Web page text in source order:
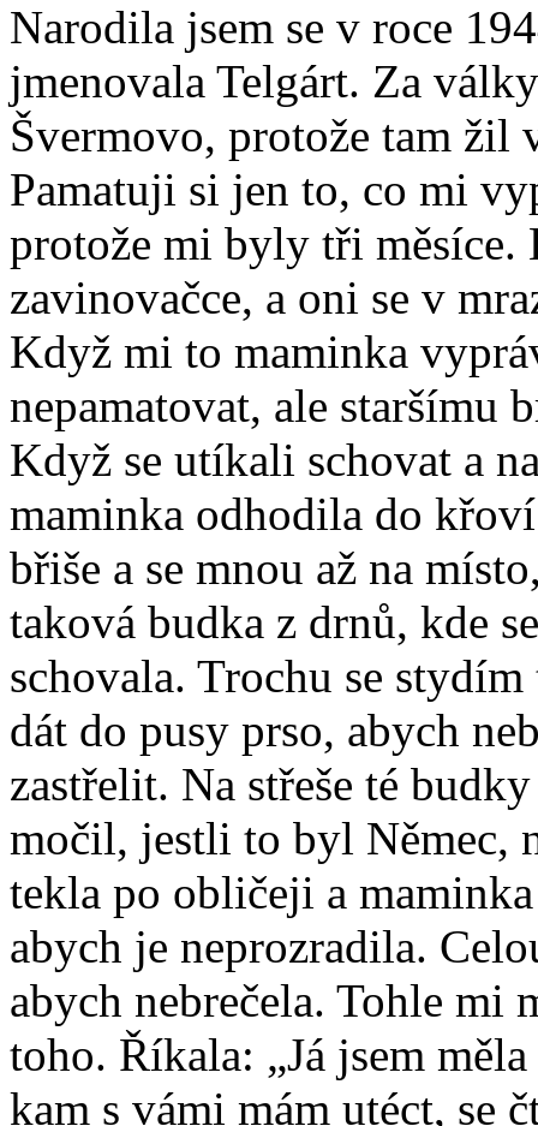
Narodila jsem se v roce
jmenovala Telgárt. Za
Švermovo, protože tam žil
Pamatuji si jen to, co mi
protože mi byly tři měsíce.
zavinovačce, a oni se v
Když mi to maminka
nepamatovat, ale staršímu
Když se utíkali schovat a
maminka odhodila do
břiše a se mnou až na
taková budka z drnů, kde
schovala. Trochu se
dát do pusy prso, abych
zastřelit. Na střeše té
močil, jestli to byl Němec,
tekla po obličeji a
abych je neprozradila.
abych nebrečela. Tohle mi
toho. Říkala: „Já jsem
kam s vámi mám utéct, se